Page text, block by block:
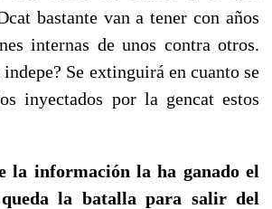
bastante van a tener con años
internas de unos contra otros.
Se extinguirá en cuanto se
inyectados por la gencat estos
la información la ha ganado el
la batalla para salir del